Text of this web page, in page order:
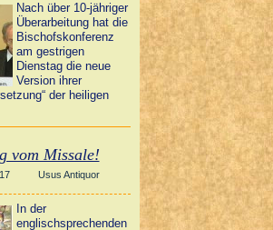
Nach über 10-jähriger
Überarbeitung hat die
Bischofskonferenz
am gestrigen
Dienstag die neue
Version ihrer
der heiligen
vom Missale!
Usus Antiquor
In der
englischsprechenden